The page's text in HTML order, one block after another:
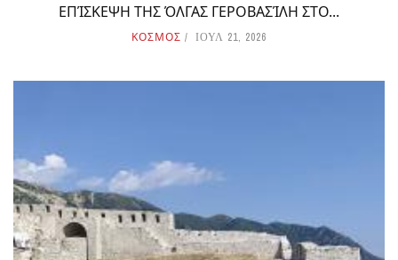
ΕΠΊΣΚΕΨΗ ΤΗΣ ΌΛΓΑΣ ΓΕΡΟΒΑΣΊΛΗ ΣΤΟ...
ΚΟΣΜΟΣ ΙΟΥΛ 21, 2026